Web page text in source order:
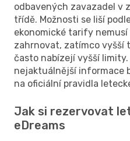
odbavených zavazadel v
třídě. Možnosti se liší
ekonomické tarify
zahrnovat, zatímco vyšší
často nabízejí vyšší
nejaktuálnější informace
na oficiální pravidla
Jak si rezervovat
eDreams